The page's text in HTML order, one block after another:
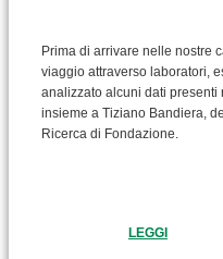
Prima di arrivare nelle nostre
viaggio attraverso laboratori,
analizzato alcuni dati presenti
insieme a Tiziano Bandiera,
Ricerca di Fondazione.
LEGGI